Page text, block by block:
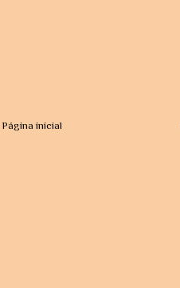
Página inicial